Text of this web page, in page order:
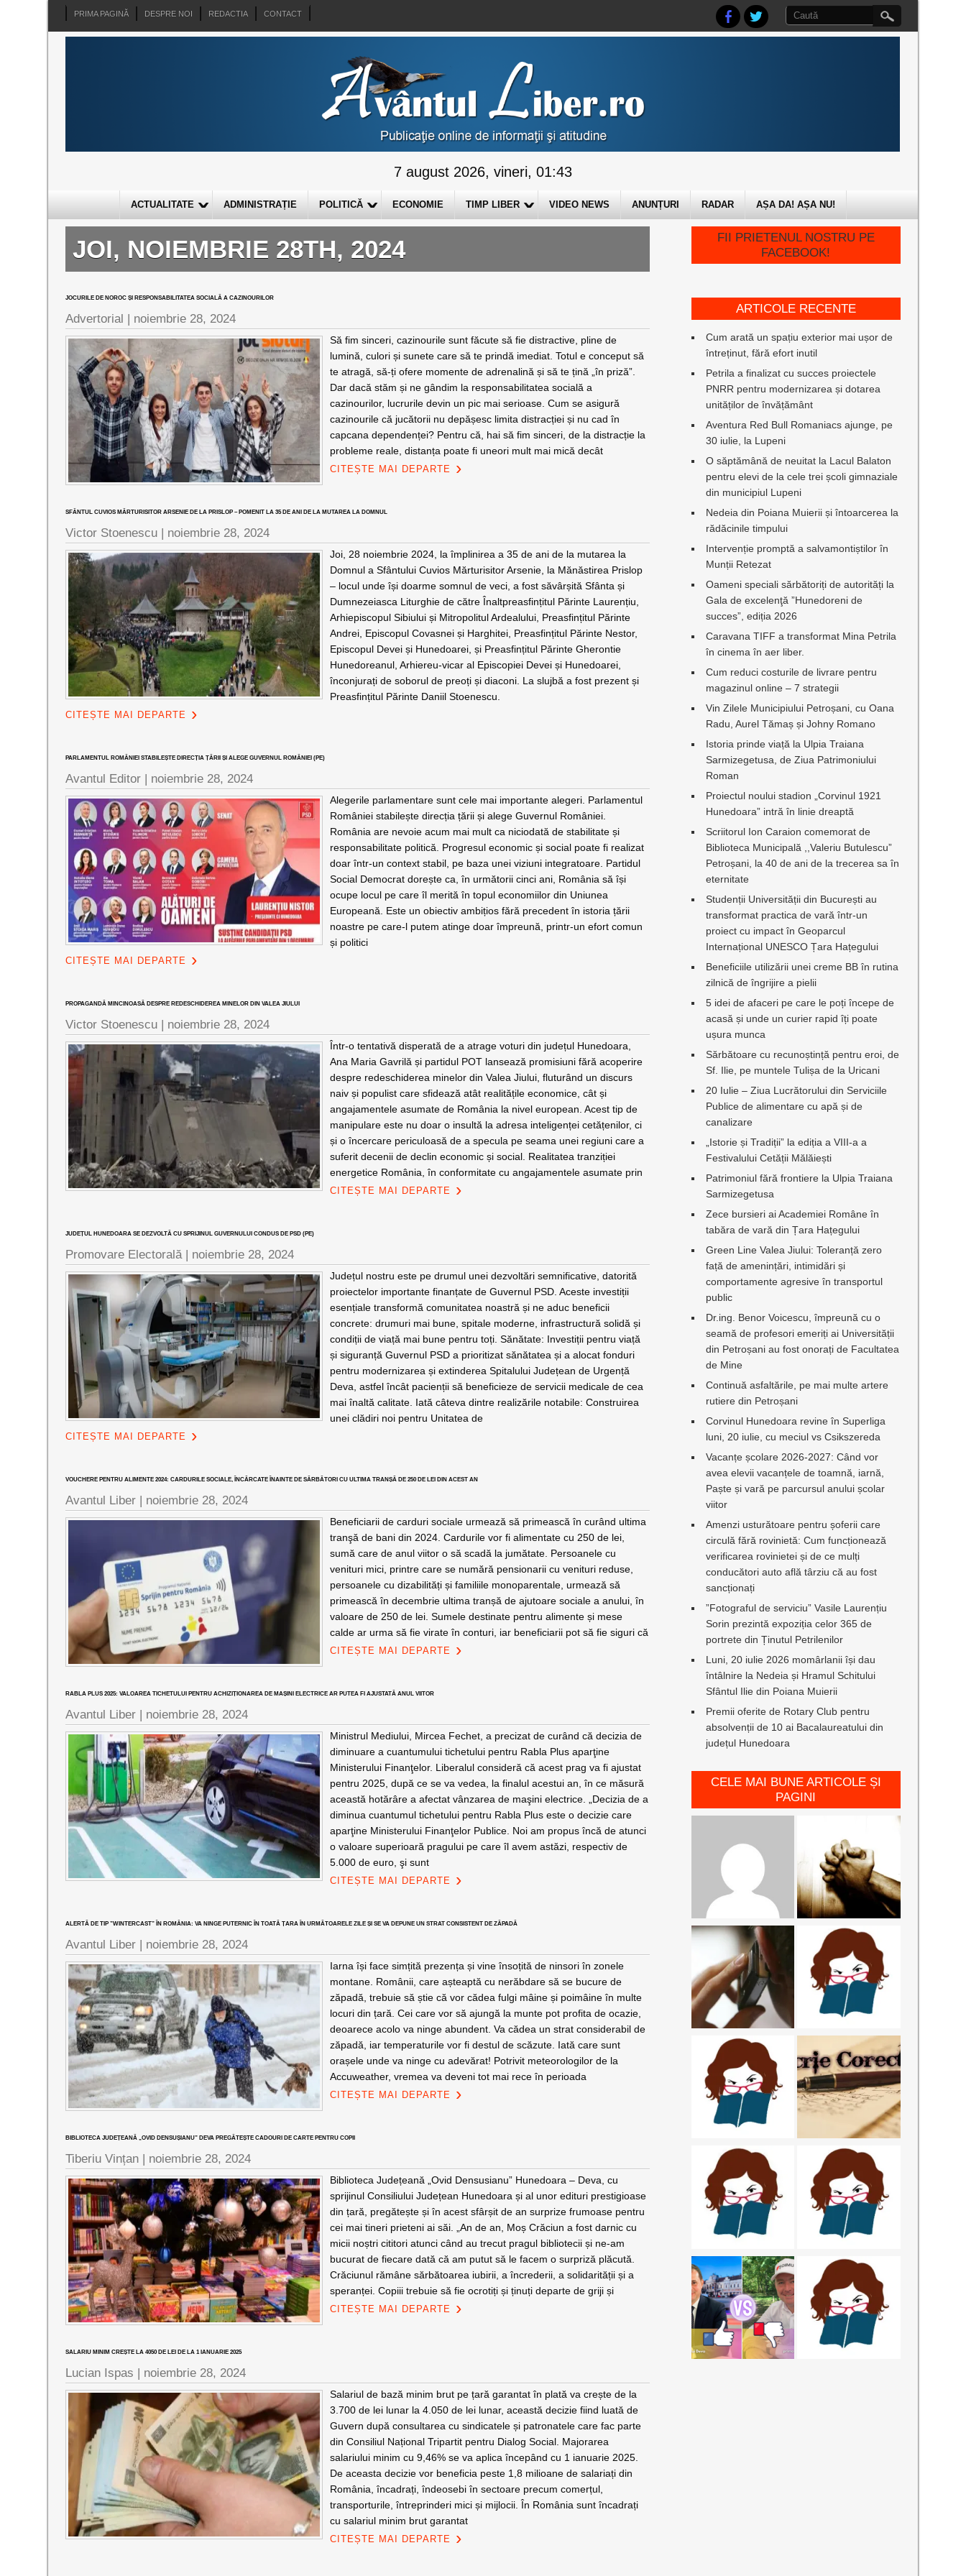
PRIMA PAGINĂ DESPRE NOI REDACTIA CONTACT
7 august 2026, vineri, 01:43
ACTUALITATE ADMINISTRAȚIE POLITICĂ ECONOMIE TIMP LIBER VIDEO NEWS ANUNȚURI RADAR AȘA DA! AȘA NU!
JOI, NOIEMBRIE 28TH, 2024
JOCURILE DE NOROC ȘI RESPONSABILITATEA SOCIALĂ A CAZINOURILOR
Advertorial | noiembrie 28, 2024
Să fim sinceri, cazinourile sunt făcute să fie distractive, pline de
lumină, culori și sunete care să te prindă imediat. Totul e conceput să
te atragă, să-ți ofere momente de adrenalină și să te țină „în priză”.
Dar dacă stăm și ne gândim la responsabilitatea socială a
cazinourilor, lucrurile devin un pic mai serioase. Cum se asigură
cazinourile că jucătorii nu depășesc limita distracției și nu cad în
capcana dependenței? Pentru că, hai să fim sinceri, de la distracție la
probleme reale, distanța poate fi uneori mult mai mică decât
CITEȘTE MAI DEPARTE
SFÂNTUL CUVIOS MĂRTURISITOR ARSENIE DE LA PRISLOP – POMENIT LA 35 DE ANI DE LA MUTAREA LA DOMNUL
Victor Stoenescu | noiembrie 28, 2024
Joi, 28 noiembrie 2024, la împlinirea a 35 de ani de la mutarea la
Domnul a Sfântului Cuvios Mărturisitor Arsenie, la Mănăstirea Prislop
– locul unde își doarme somnul de veci, a fost săvârșită Sfânta și
Dumnezeiasca Liturghie de către Înaltpreasfințitul Părinte Laurențiu,
Arhiepiscopul Sibiului și Mitropolitul Ardealului, Preasfințitul Părinte
Andrei, Episcopul Covasnei și Harghitei, Preasfințitul Părinte Nestor,
Episcopul Devei și Hunedoarei, și Preasfințitul Părinte Gherontie
Hunedoreanul, Arhiereu-vicar al Episcopiei Devei și Hunedoarei,
înconjurați de soborul de preoți și diaconi. La slujbă a fost prezent și
Preasfințitul Părinte Daniil Stoenescu.
CITEȘTE MAI DEPARTE
PARLAMENTUL ROMÂNIEI STABILEȘTE DIRECȚIA ȚĂRII ȘI ALEGE GUVERNUL ROMÂNIEI (PE)
Avantul Editor | noiembrie 28, 2024
Alegerile parlamentare sunt cele mai importante alegeri. Parlamentul
României stabilește direcția țării și alege Guvernul României.
România are nevoie acum mai mult ca niciodată de stabilitate și
responsabilitate politică. Progresul economic și social poate fi realizat
doar într-un context stabil, pe baza unei viziuni integratoare. Partidul
Social Democrat dorește ca, în următorii cinci ani, România să își
ocupe locul pe care îl merită în topul economiilor din Uniunea
Europeană. Este un obiectiv ambițios fără precedent în istoria țării
noastre pe care-l putem atinge doar împreună, printr-un efort comun
și politici
CITEȘTE MAI DEPARTE
PROPAGANDĂ MINCINOASĂ DESPRE REDESCHIDEREA MINELOR DIN VALEA JIULUI
Victor Stoenescu | noiembrie 28, 2024
Într-o tentativă disperată de a atrage voturi din județul Hunedoara,
Ana Maria Gavrilă și partidul POT lansează promisiuni fără acoperire
despre redeschiderea minelor din Valea Jiului, fluturând un discurs
naiv și populist care sfidează atât realitățile economice, cât și
angajamentele asumate de România la nivel european. Acest tip de
manipulare este nu doar o insultă la adresa inteligenței cetățenilor, ci
și o încercare periculoasă de a specula pe seama unei regiuni care a
suferit decenii de declin economic și social. Realitatea tranziției
energetice România, în conformitate cu angajamentele asumate prin
CITEȘTE MAI DEPARTE
JUDEȚUL HUNEDOARA SE DEZVOLTĂ CU SPRIJINUL GUVERNULUI CONDUS DE PSD (PE)
Promovare Electorală | noiembrie 28, 2024
Județul nostru este pe drumul unei dezvoltări semnificative, datorită
proiectelor importante finanțate de Guvernul PSD. Aceste investiții
esențiale transformă comunitatea noastră și ne aduc beneficii
concrete: drumuri mai bune, spitale moderne, infrastructură solidă și
condiții de viață mai bune pentru toți. Sănătate: Investiții pentru viață
și siguranță Guvernul PSD a prioritizat sănătatea și a alocat fonduri
pentru modernizarea și extinderea Spitalului Județean de Urgență
Deva, astfel încât pacienții să beneficieze de servicii medicale de cea
mai înaltă calitate. Iată câteva dintre realizările notabile: Construirea
unei clădiri noi pentru Unitatea de
CITEȘTE MAI DEPARTE
VOUCHERE PENTRU ALIMENTE 2024: CARDURILE SOCIALE, ÎNCĂRCATE ÎNAINTE DE SĂRBĂTORI CU ULTIMA TRANȘĂ DE 250 DE LEI DIN ACEST AN
Avantul Liber | noiembrie 28, 2024
Beneficiarii de carduri sociale urmează să primească în curând ultima
tranşă de bani din 2024. Cardurile vor fi alimentate cu 250 de lei,
sumă care de anul viitor o să scadă la jumătate. Persoanele cu
venituri mici, printre care se numără pensionarii cu venituri reduse,
persoanele cu dizabilități și familiile monoparentale, urmează să
primească în decembrie ultima tranșă de ajutoare sociale a anului, în
valoare de 250 de lei. Sumele destinate pentru alimente și mese
calde ar urma să fie virate în conturi, iar beneficiarii pot să fie siguri că
CITEȘTE MAI DEPARTE
RABLA PLUS 2025: VALOAREA TICHETULUI PENTRU ACHIZIȚIONAREA DE MAȘINI ELECTRICE AR PUTEA FI AJUSTATĂ ANUL VIITOR
Avantul Liber | noiembrie 28, 2024
Ministrul Mediului, Mircea Fechet, a precizat de curând că decizia de
diminuare a cuantumului tichetului pentru Rabla Plus aparţine
Ministerului Finanţelor. Liberalul consideră că acest prag va fi ajustat
pentru 2025, după ce se va vedea, la finalul acestui an, în ce măsură
această hotărâre a afectat vânzarea de maşini electrice. „Decizia de a
diminua cuantumul tichetului pentru Rabla Plus este o decizie care
aparţine Ministerului Finanţelor Publice. Noi am propus încă de atunci
o valoare superioară pragului pe care îl avem astăzi, respectiv de
5.000 de euro, şi sunt
CITEȘTE MAI DEPARTE
ALERTĂ DE TIP ”WINTERCAST” ÎN ROMÂNIA: VA NINGE PUTERNIC ÎN TOATĂ ȚARA ÎN URMĂTOARELE ZILE ȘI SE VA DEPUNE UN STRAT CONSISTENT DE ZĂPADĂ
Avantul Liber | noiembrie 28, 2024
Iarna își face simțită prezența și vine însoțită de ninsori în zonele
montane. Românii, care așteaptă cu nerăbdare să se bucure de
zăpadă, trebuie să știe că vor cădea fulgi mâine și poimâine în multe
locuri din țară. Cei care vor să ajungă la munte pot profita de ocazie,
deoarece acolo va ninge abundent. Va cădea un strat considerabil de
zăpadă, iar temperaturile vor fi destul de scăzute. Iată care sunt
orașele unde va ninge cu adevărat! Potrivit meteorologilor de la
Accuweather, vremea va deveni tot mai rece în perioada
CITEȘTE MAI DEPARTE
BIBLIOTECA JUDEȚEANĂ „OVID DENSUȘIANU” DEVA PREGĂTEȘTE CADOURI DE CARTE PENTRU COPII
Tiberiu Vințan | noiembrie 28, 2024
Biblioteca Județeană „Ovid Densusianu” Hunedoara – Deva, cu
sprijinul Consiliului Județean Hunedoara și al unor edituri prestigioase
din țară, pregătește și în acest sfârșit de an surprize frumoase pentru
cei mai tineri prieteni ai săi. „An de an, Moș Crăciun a fost darnic cu
micii noștri cititori atunci când au trecut pragul bibliotecii și ne-am
bucurat de fiecare dată că am putut să le facem o surpriză plăcută.
Crăciunul rămâne sărbătoarea iubirii, a încrederii, a solidarității și a
speranței. Copiii trebuie să fie ocrotiți și ținuți departe de griji și
CITEȘTE MAI DEPARTE
SALARIU MINIM CREȘTE LA 4050 DE LEI DE LA 1 IANUARIE 2025
Lucian Ispas | noiembrie 28, 2024
Salariul de bază minim brut pe țară garantat în plată va crește de la
3.700 de lei lunar la 4.050 de lei lunar, această decizie fiind luată de
Guvern după consultarea cu sindicatele și patronatele care fac parte
din Consiliul Național Tripartit pentru Dialog Social. Majorarea
salariului minim cu 9,46% se va aplica începând cu 1 ianuarie 2025.
De aceasta decizie vor beneficia peste 1,8 milioane de salariați din
România, încadrați, îndeosebi în sectoare precum comerțul,
transporturile, întreprinderi mici și mijlocii. În România sunt încadrați
cu salariul minim brut garantat
CITEȘTE MAI DEPARTE
FII PRIETENUL NOSTRU PE
FACEBOOK!
ARTICOLE RECENTE
Cum arată un spațiu exterior mai ușor de
întreținut, fără efort inutil
Petrila a finalizat cu succes proiectele
PNRR pentru modernizarea și dotarea
unităților de învățământ
Aventura Red Bull Romaniacs ajunge, pe
30 iulie, la Lupeni
O săptămână de neuitat la Lacul Balaton
pentru elevi de la cele trei școli gimnaziale
din municipiul Lupeni
Nedeia din Poiana Muierii și întoarcerea la
rădăcinile timpului
Intervenție promptă a salvamontiștilor în
Munții Retezat
Oameni speciali sărbătoriți de autorități la
Gala de excelenţă ”Hunedoreni de
succes”, ediția 2026
Caravana TIFF a transformat Mina Petrila
în cinema în aer liber.
Cum reduci costurile de livrare pentru
magazinul online – 7 strategii
Vin Zilele Municipiului Petroșani, cu Oana
Radu, Aurel Tămaș și Johny Romano
Istoria prinde viață la Ulpia Traiana
Sarmizegetusa, de Ziua Patrimoniului
Roman
Proiectul noului stadion „Corvinul 1921
Hunedoara” intră în linie dreaptă
Scriitorul Ion Caraion comemorat de
Biblioteca Municipală ,,Valeriu Butulescu”
Petroșani, la 40 de ani de la trecerea sa în
eternitate
Studenții Universității din București au
transformat practica de vară într-un
proiect cu impact în Geoparcul
Internațional UNESCO Țara Hațegului
Beneficiile utilizării unei creme BB în rutina
zilnică de îngrijire a pielii
5 idei de afaceri pe care le poți începe de
acasă și unde un curier rapid îți poate
ușura munca
Sărbătoare cu recunoștință pentru eroi, de
Sf. Ilie, pe muntele Tulișa de la Uricani
20 Iulie – Ziua Lucrătorului din Serviciile
Publice de alimentare cu apă și de
canalizare
„Istorie și Tradiții” la ediția a VIII-a a
Festivalului Cetății Mălăiești
Patrimoniul fără frontiere la Ulpia Traiana
Sarmizegetusa
Zece bursieri ai Academiei Române în
tabăra de vară din Țara Hațegului
Green Line Valea Jiului: Toleranță zero
față de amenințări, intimidări și
comportamente agresive în transportul
public
Dr.ing. Benor Voicescu, împreună cu o
seamă de profesori emeriți ai Universității
din Petroșani au fost onorați de Facultatea
de Mine
Continuă asfaltările, pe mai multe artere
rutiere din Petroșani
Corvinul Hunedoara revine în Superliga
luni, 20 iulie, cu meciul vs Csikszereda
Vacanțe școlare 2026-2027: Când vor
avea elevii vacanțele de toamnă, iarnă,
Paște și vară pe parcursul anului școlar
viitor
Amenzi usturătoare pentru șoferii care
circulă fără rovinietă: Cum funcționează
verificarea rovinietei și de ce mulți
conducători auto află târziu că au fost
sancționați
”Fotograful de serviciu” Vasile Laurențiu
Sorin prezintă expoziția celor 365 de
portrete din Ținutul Petrilenilor
Luni, 20 iulie 2026 momârlanii își dau
întâlnire la Nedeia și Hramul Schitului
Sfântul Ilie din Poiana Muierii
Premii oferite de Rotary Club pentru
absolvenții de 10 ai Bacalaureatului din
județul Hunedoara
CELE MAI BUNE ARTICOLE ȘI
PAGINI